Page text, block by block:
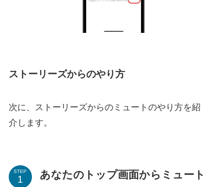
ストーリーズからのやり方
次に、ストーリーズからのミュートのやり方を紹
介します。
STEP
あなたのトップ画面からミュート